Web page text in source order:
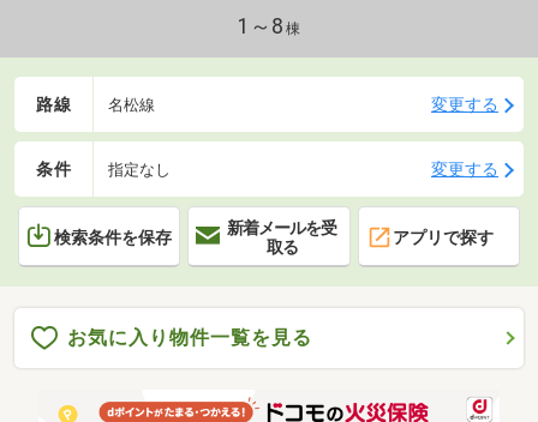
1～8 棟
路線 名松線 変更する
条件 指定なし 変更する
検索条件を保存
新着メールを受
取る
アプリで探す
お気に入り物件一覧を見る